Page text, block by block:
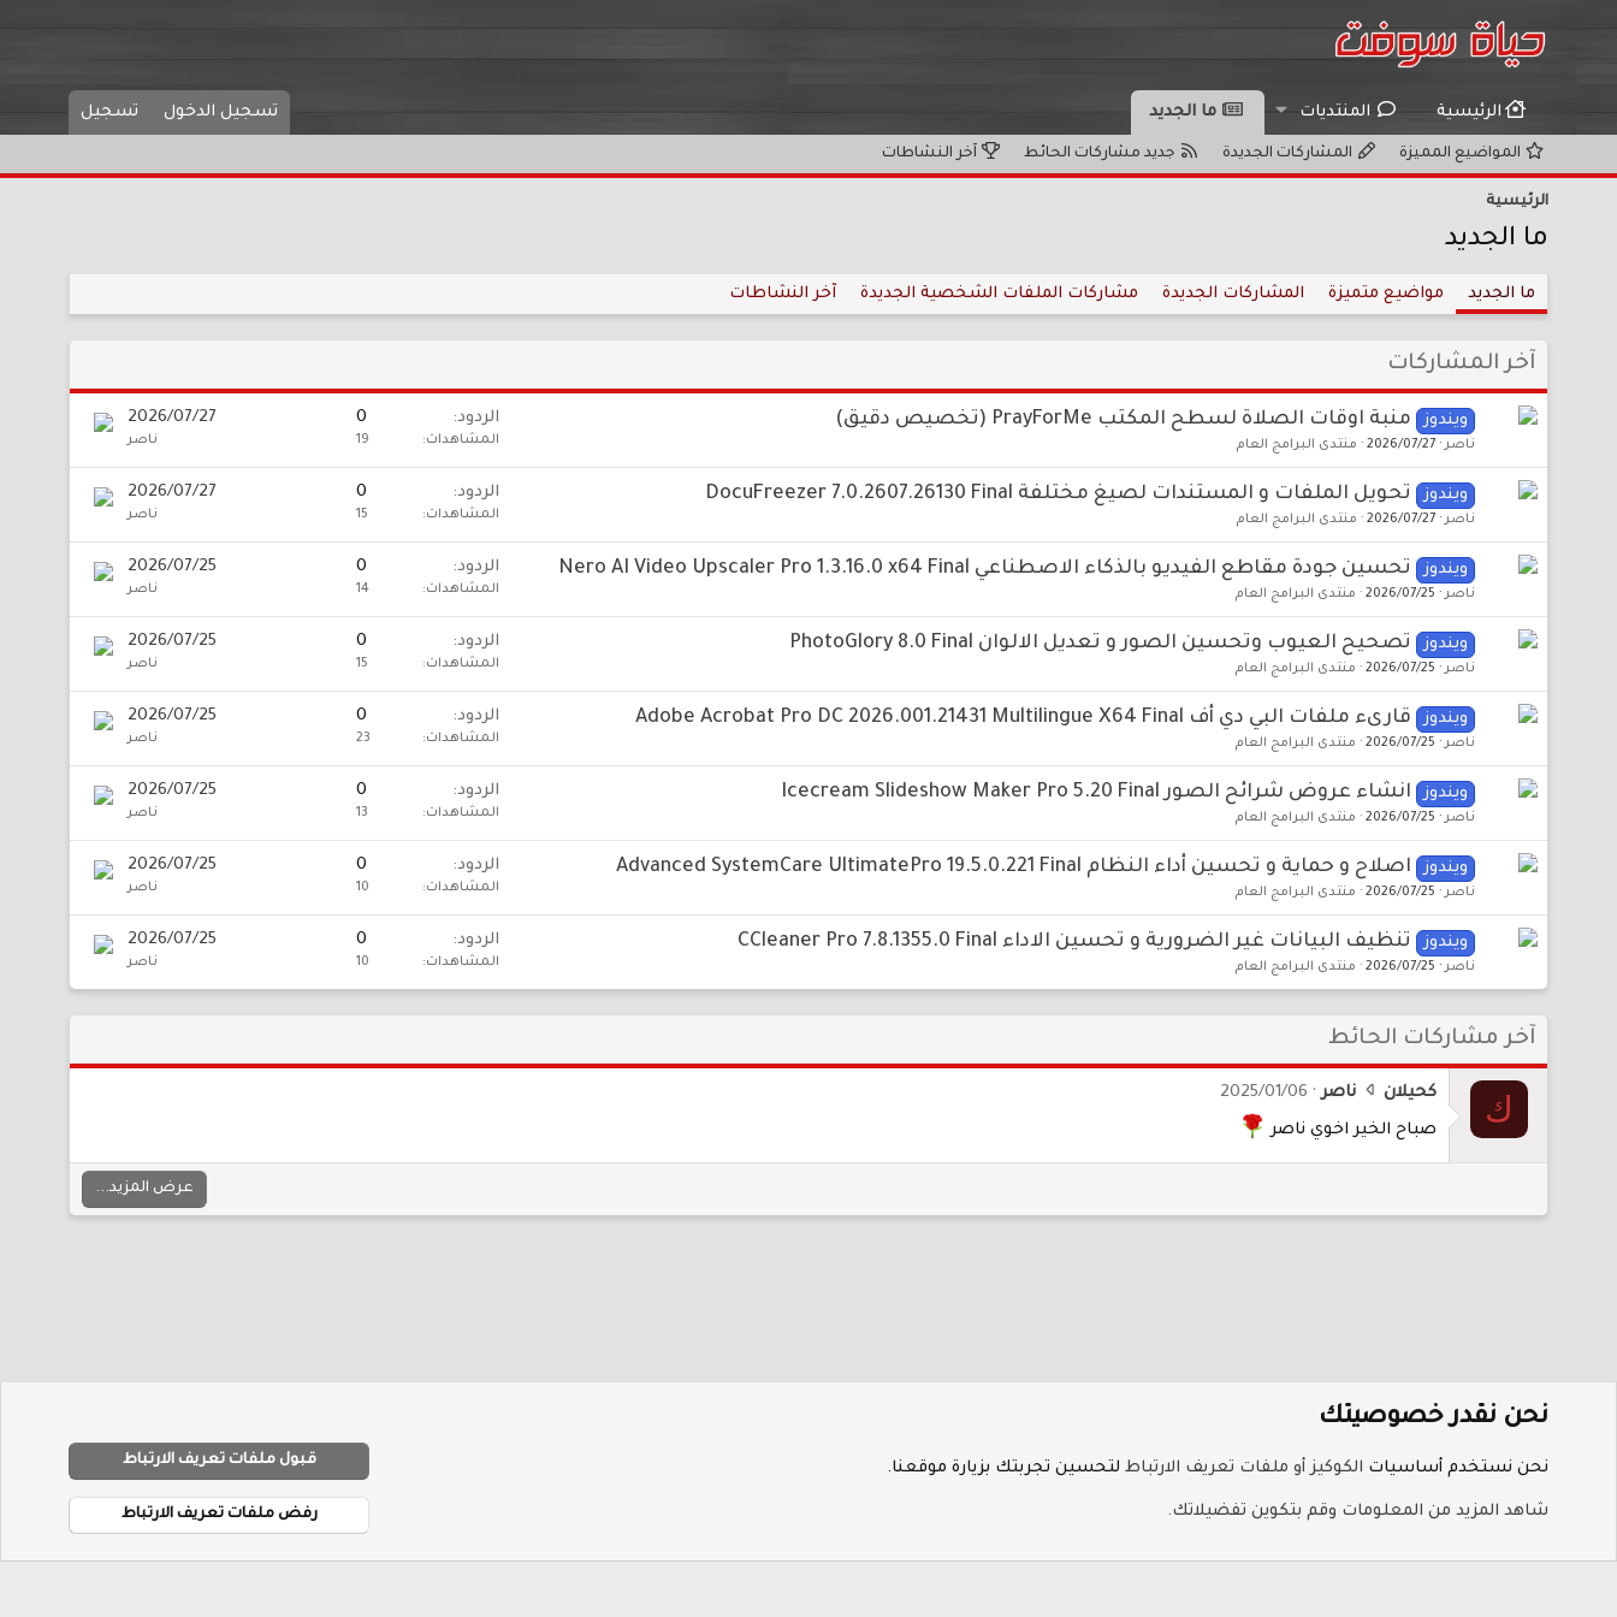
الرئيسية المنتديات ما الجديد تسجيل الدخول تسجيل
المواضيع المميزة المشاركات الجديدة جديد مشاركات الحائط آخر النشاطات
الرئيسية
ما الجديد
ما الجديد مواضيع متميزة المشاركات الجديدة مشاركات الملفات الشخصية الجديدة آخر النشاطات
آخر المشاركات
ويندوز منبة اوقات الصلاة لسطح المكتب PrayForMe (تخصيص دقيق)
ناصر 2026/07/27 منتدى البرامج العام
الردود 0
المشاهدات 19
2026/07/27
ناصر
ويندوز تحويل الملفات و المستندات لصيغ مختلفة DocuFreezer 7.0.2607.26130 Final
ناصر 2026/07/27 منتدى البرامج العام
الردود 0
المشاهدات 15
2026/07/27
ناصر
ويندوز تحسين جودة مقاطع الفيديو بالذكاء الاصطناعي Nero AI Video Upscaler Pro 1.3.16.0 x64 Final
ناصر 2026/07/25 منتدى البرامج العام
الردود 0
المشاهدات 14
2026/07/25
ناصر
ويندوز تصحيح العيوب وتحسين الصور و تعديل الالوان PhotoGlory 8.0 Final
ناصر 2026/07/25 منتدى البرامج العام
الردود 0
المشاهدات 15
2026/07/25
ناصر
ويندوز قارىء ملفات البي دي أف Adobe Acrobat Pro DC 2026.001.21431 Multilingue X64 Final
ناصر 2026/07/25 منتدى البرامج العام
الردود 0
المشاهدات 23
2026/07/25
ناصر
ويندوز انشاء عروض شرائح الصور Icecream Slideshow Maker Pro 5.20 Final
ناصر 2026/07/25 منتدى البرامج العام
الردود 0
المشاهدات 13
2026/07/25
ناصر
ويندوز اصلاح و حماية و تحسين أداء النظام Advanced SystemCare UltimatePro 19.5.0.221 Final
ناصر 2026/07/25 منتدى البرامج العام
الردود 0
المشاهدات 10
2026/07/25
ناصر
ويندوز تنظيف البيانات غير الضرورية و تحسين الاداء CCleaner Pro 7.8.1355.0 Final
ناصر 2026/07/25 منتدى البرامج العام
الردود 0
المشاهدات 10
2026/07/25
ناصر
آخر مشاركات الحائط
ك كحيلان ناصر ك
ب
ك
ي
ل
2025/01/06
صباح الخير اخوي ناصر
عرض المزيد...
الرئيسية
S
نحن نقدر خصوصيتك
نحن نستخدم أساسيات الكوكيز أو ملفات تعريف الارتباط لتحسين تجربتك بزيارة موقعنا.
شاهد المزيد من المعلومات وقم بتكوين تفضيلاتك.
قبول ملفات تعريف الارتباط
رفض ملفات تعريف الارتباط